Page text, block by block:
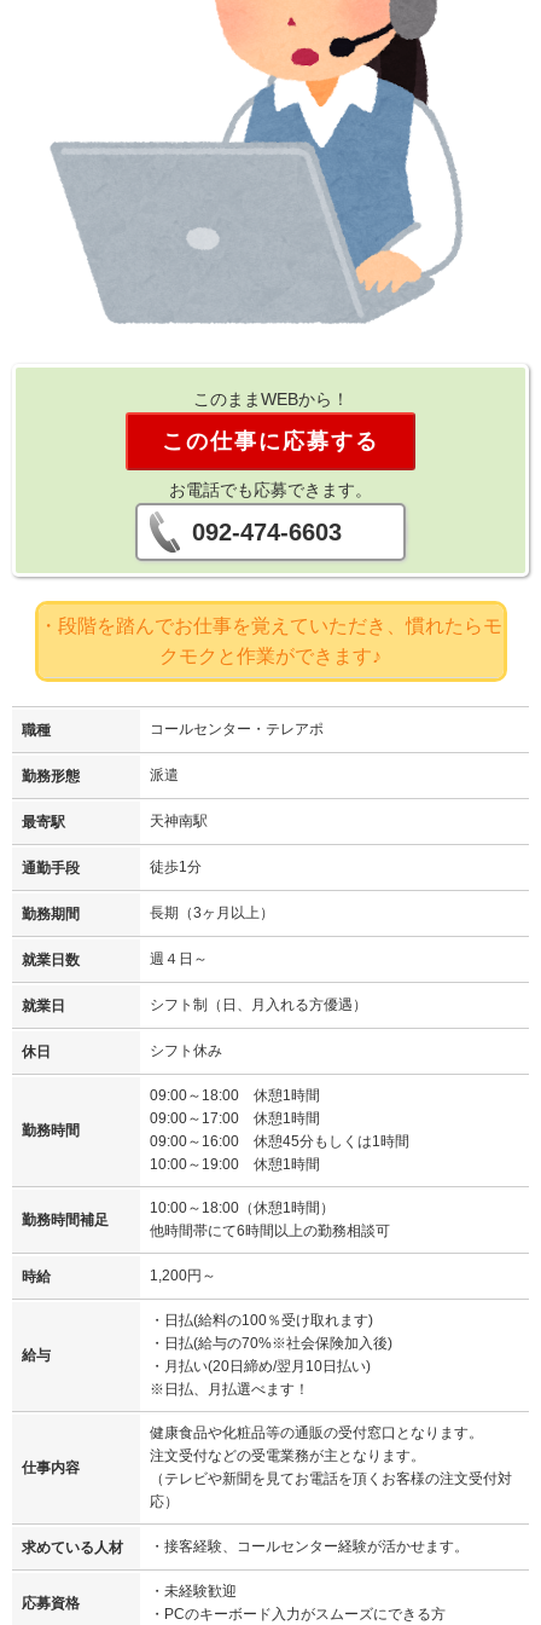
このままWEBから！
この仕事に応募する
お電話でも応募できます。
092-474-6603
・段階を踏んでお仕事を覚えていただき、慣れたらモ
クモクと作業ができます♪
職種 コールセンター・テレアポ
勤務形態 派遣
最寄駅 天神南駅
通勤手段 徒歩1分
勤務期間 長期（3ヶ月以上）
就業日数 週４日～
就業日 シフト制（日、月入れる方優遇）
休日 シフト休み
勤務時間
09:00～18:00 休憩1時間
09:00～17:00 休憩1時間
09:00～16:00 休憩45分もしくは1時間
10:00～19:00 休憩1時間
勤務時間補足
10:00～18:00（休憩1時間）
他時間帯にて6時間以上の勤務相談可
時給 1,200円～
給与
・日払(給料の100％受け取れます)
・日払(給与の70%※社会保険加入後)
・月払い(20日締め/翌月10日払い)
※日払、月払選べます！
仕事内容
健康食品や化粧品等の通販の受付窓口となります。
注文受付などの受電業務が主となります。
（テレビや新聞を見てお電話を頂くお客様の注文受付対
応）
求めている人材 ・接客経験、コールセンター経験が活かせます。
応募資格
・未経験歓迎
・PCのキーボード入力がスムーズにできる方